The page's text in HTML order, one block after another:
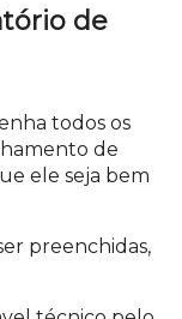
de
todos os
de
ele seja bem
preenchidas,